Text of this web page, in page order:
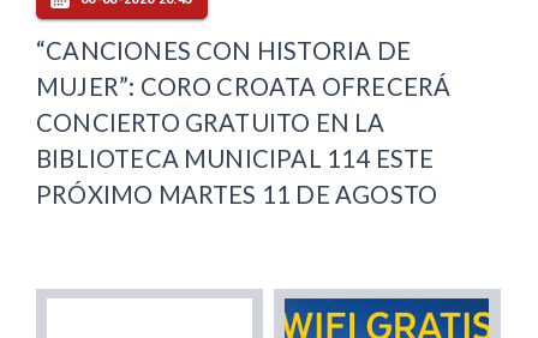
“CANCIONES CON HISTORIA DE
MUJER”: CORO CROATA OFRECERÁ
CONCIERTO GRATUITO EN LA
BIBLIOTECA MUNICIPAL 114 ESTE
PRÓXIMO MARTES 11 DE AGOSTO